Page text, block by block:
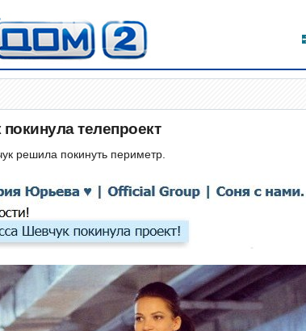
телепроект
решила покинуть периметр.